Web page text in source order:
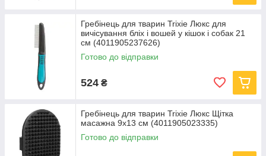
Гребінець для тварин Trixie Люкс для
вичісування бліх і вошей у кішок і собак 21
см (4011905237626)
Готово до відправки
524 ₴
Гребінець для тварин Trixie Люкс Щітка
масажна 9х13 см (4011905023335)
Готово до відправки